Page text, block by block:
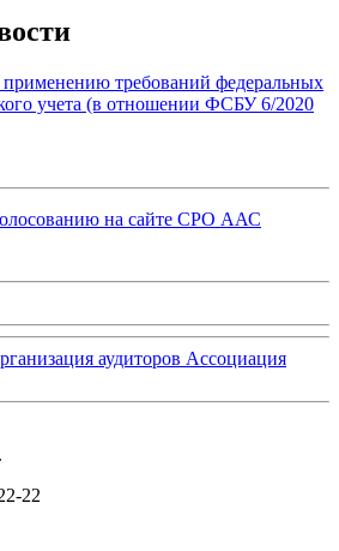
требований федеральных
учета (в отношении ФСБУ 6/2020
на сайте СРО ААС
22